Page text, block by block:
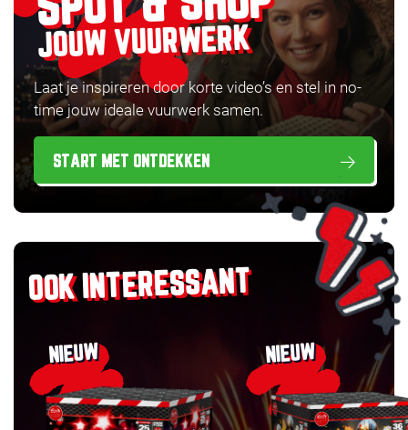
JOUW VUURWERK
Laat je inspireren door korte video’s en stel in no-
time jouw ideale vuurwerk samen.
START MET ONTDEKKEN
OOK INTERESSANT
NIEUW NIEUW